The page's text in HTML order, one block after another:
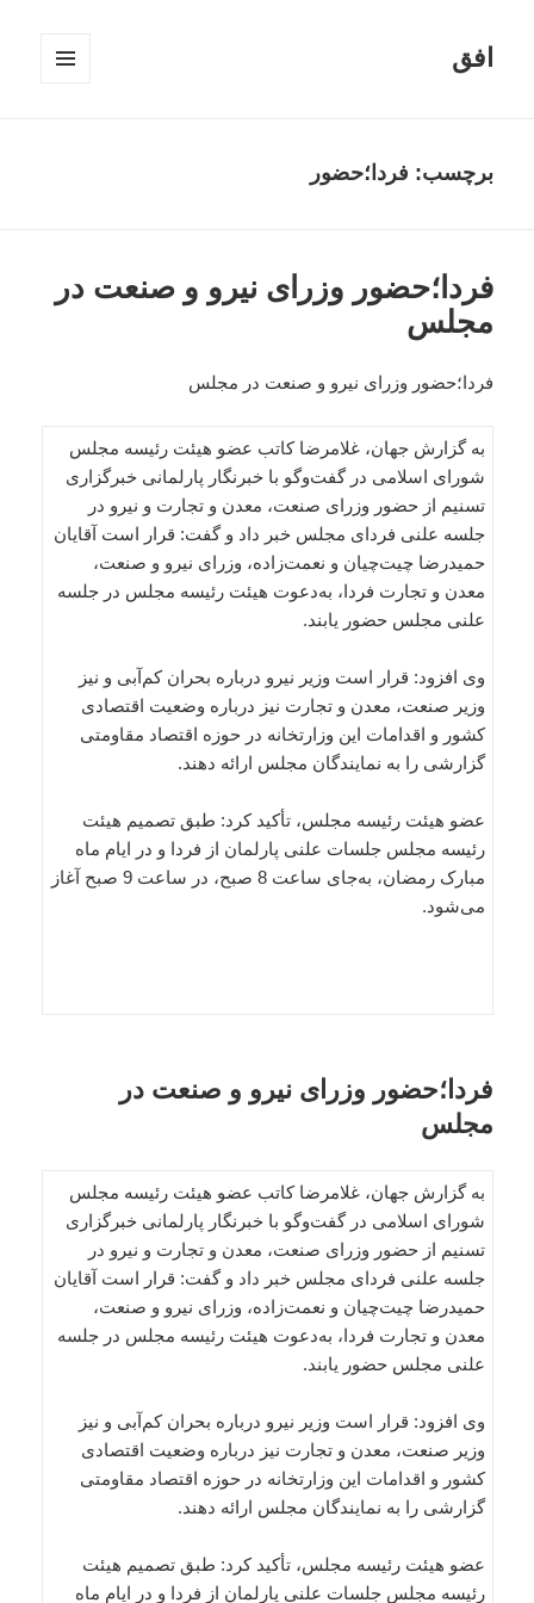
افق
برچسب: فردا؛حضور
فردا؛حضور وزرای نیرو و صنعت در
مجلس
فردا؛حضور وزرای نیرو و صنعت در مجلس
به گزارش جهان، غلامرضا کاتب عضو هیئت‌ رئیسه مجلس
شورای اسلامی در گفت‌وگو با خبرنگار پارلمانی خبرگزاری
تسنیم از حضور وزرای صنعت، معدن و تجارت و نیرو در
جلسه علنی فردای مجلس خبر داد و گفت: قرار است آقایان
حمیدرضا چیت‌چیان و نعمت‌زاده، وزرای نیرو و صنعت،
معدن و تجارت فردا، به‌دعوت هیئت رئیسه مجلس در جلسه
علنی مجلس حضور یابند.
وی افزود: قرار است وزیر نیرو درباره بحران کم‌آبی و نیز
وزیر صنعت، معدن و تجارت نیز درباره وضعیت اقتصادی
کشور و اقدامات این وزارتخانه در حوزه اقتصاد مقاومتی
گزارشی را به نمایندگان مجلس ارائه دهند.
عضو هیئت رئیسه مجلس، تأکید کرد: طبق تصمیم هیئت‌
رئیسه مجلس جلسات علنی پارلمان از فردا و در ایام ماه
مبارک رمضان، به‌جای ساعت 8 صبح، در ساعت 9 صبح آغاز
می‌شود.
فردا؛حضور وزرای نیرو و صنعت در
مجلس
به گزارش جهان، غلامرضا کاتب عضو هیئت‌ رئیسه مجلس
شورای اسلامی در گفت‌وگو با خبرنگار پارلمانی خبرگزاری
تسنیم از حضور وزرای صنعت، معدن و تجارت و نیرو در
جلسه علنی فردای مجلس خبر داد و گفت: قرار است آقایان
حمیدرضا چیت‌چیان و نعمت‌زاده، وزرای نیرو و صنعت،
معدن و تجارت فردا، به‌دعوت هیئت رئیسه مجلس در جلسه
علنی مجلس حضور یابند.
وی افزود: قرار است وزیر نیرو درباره بحران کم‌آبی و نیز
وزیر صنعت، معدن و تجارت نیز درباره وضعیت اقتصادی
کشور و اقدامات این وزارتخانه در حوزه اقتصاد مقاومتی
گزارشی را به نمایندگان مجلس ارائه دهند.
عضو هیئت رئیسه مجلس، تأکید کرد: طبق تصمیم هیئت‌
رئیسه مجلس جلسات علنی پارلمان از فردا و در ایام ماه